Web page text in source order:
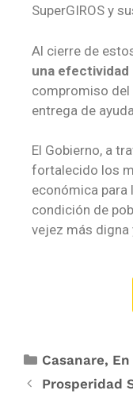
SuperGIROS y
Al cierre de
una efectividad
compromiso del
entrega de
El Gobierno, a
fortalecido los
económica para
condición de
vejez más digna
Casanare,
Prosperidad